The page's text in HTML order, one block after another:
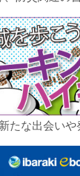
たな出会いや